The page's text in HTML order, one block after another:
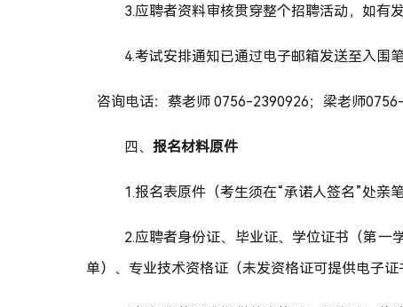
3.应聘者资料审核贯穿整个招聘活动，如有
4.考试安排通知已通过电子邮箱发送至入围
咨询电话：蔡老师 0756-2390926；梁老师0756-
四、 报名材料原件
1.报名表原件（考生须在“承诺人签名”处亲
2.应聘者身份证、毕业证、学位证书（第一
单）、专业技术资格证（未发资格证可提供电子证